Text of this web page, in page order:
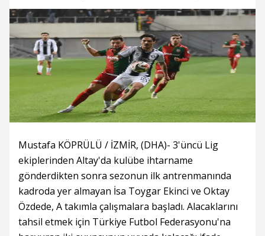
Mustafa KÖPRÜLÜ / İZMİR, (DHA)- 3'üncü Lig
ekiplerinden Altay'da kulübe ihtarname
gönderdikten sonra sezonun ilk antrenmanında
kadroda yer almayan İsa Toygar Ekinci ve Oktay
Özdede, A takımla çalışmalara başladı. Alacaklarını
tahsil etmek için Türkiye Futbol Federasyonu'na